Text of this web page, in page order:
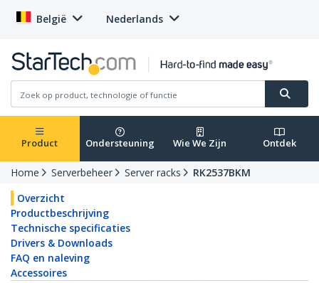
België Nederlands
Product Ondersteuning Wie We Zijn Ontdek
Home Serverbeheer Server racks
RK2537BKM
Overzicht
Productbeschrijving
Technische specificaties
Drivers & Downloads
FAQ en naleving
Accessoires